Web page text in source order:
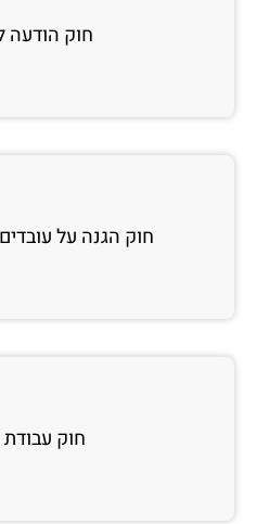
חוק הודעה
חוק הגנה על
חוק עבודת